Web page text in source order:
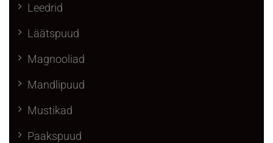
Leedrid
Läätspuud
Magnooliad
Mandlipuud
Mustikad
Paakspuud